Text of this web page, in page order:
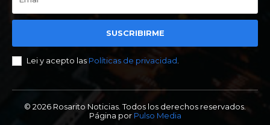
SUSCRIBIRME
Lei y acepto las Políticas de privacidad
© 2026 Rosarito Noticias. Todos los derechos reservados.
Página por Pulso Media